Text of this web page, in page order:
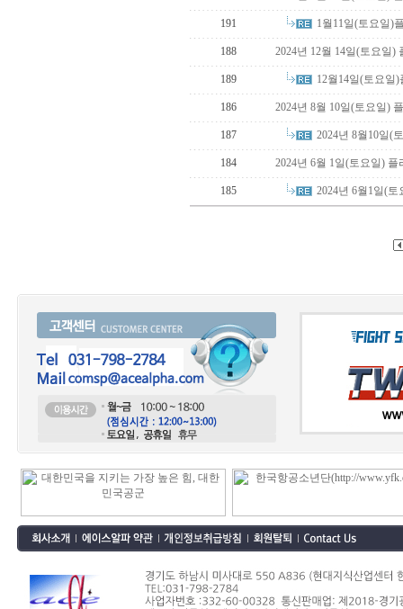
191 1월11일(토요일)
188 2024년 12월 14일(토요일
189 12월14일(토요일
186 2024년 8월 10일(토요일)
187 2024년 8월10일(
184 2024년 6월 1일(토요일)
185 2024년 6월1일(